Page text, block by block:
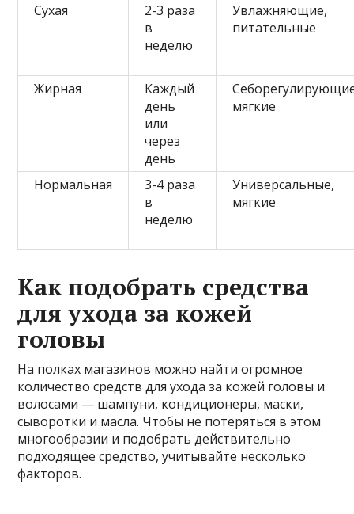
Сухая
2-3 раза
в
неделю
Увлажняющие,
питательные
Жирная
Каждый
день
или
через
день
мягкие
Нормальная
3-4 раза
в
неделю
Универсальные,
мягкие
Как подобрать средства
для ухода за кожей
головы
На полках магазинов можно найти огромное
количество средств для ухода за кожей головы и
волосами — шампуни, кондиционеры, маски,
сыворотки и масла. Чтобы не потеряться в этом
многообразии и подобрать действительно
подходящее средство, учитывайте несколько
факторов.